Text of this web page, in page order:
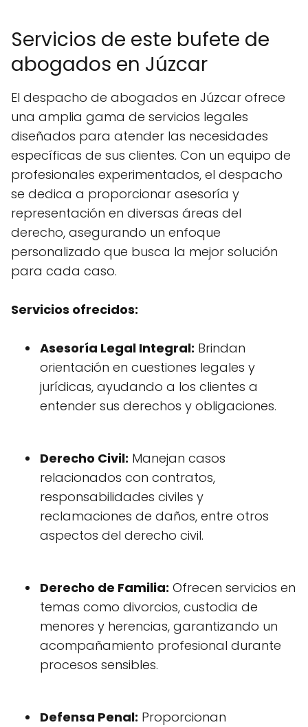
Servicios de este bufete de
abogados en Júzcar
El despacho de abogados en Júzcar ofrece
una amplia gama de servicios legales
diseñados para atender las necesidades
específicas de sus clientes. Con un equipo de
profesionales experimentados, el despacho
se dedica a proporcionar asesoría y
representación en diversas áreas del
derecho, asegurando un enfoque
personalizado que busca la mejor solución
para cada caso.
Servicios ofrecidos:
Asesoría Legal Integral: Brindan
orientación en cuestiones legales y
jurídicas, ayudando a los clientes a
entender sus derechos y obligaciones.
Derecho Civil: Manejan casos
relacionados con contratos,
responsabilidades civiles y
reclamaciones de daños, entre otros
aspectos del derecho civil.
Derecho de Familia: Ofrecen servicios en
temas como divorcios, custodia de
menores y herencias, garantizando un
acompañamiento profesional durante
procesos sensibles.
Defensa Penal: Proporcionan